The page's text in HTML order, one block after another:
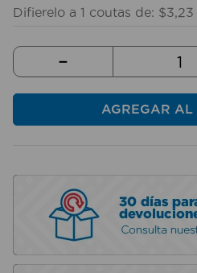
Difierelo a 1 coutas de: $3,23
－
AGREGAR AL